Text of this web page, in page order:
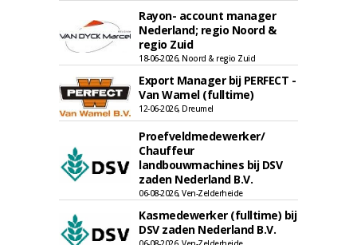
Rayon- account manager
Nederland; regio Noord &
regio Zuid
18-06-2026, Noord & regio Zuid
Export Manager bij PERFECT -
Van Wamel (fulltime)
12-06-2026, Dreumel
Proefveldmedewerker/
Chauffeur
landbouwmachines bij DSV
zaden Nederland B.V.
06-08-2026, Ven-Zelderheide
Kasmedewerker (fulltime) bij
DSV zaden Nederland B.V.